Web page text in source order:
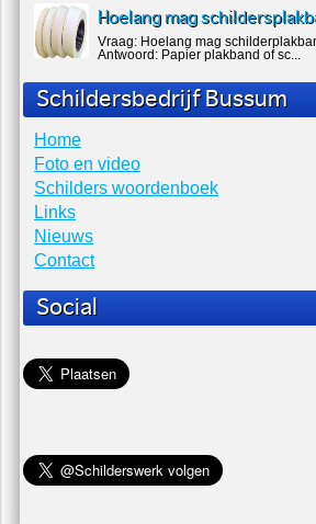
Hoelang mag
Vraag: Hoelang mag
Antwoord: Papier plakband of sc...
Schildersbedrijf Bussum
Home
Foto en video
Schilders woordenboek
Links
Nieuws
Contact
Social